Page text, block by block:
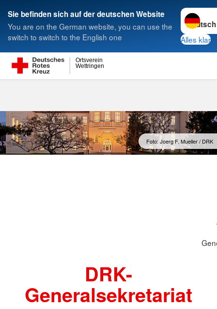
Sie befinden sich auf der deutschen Website
You are on the German website, you can use the
switch to switch to the English one
Sprache
Alles klar
Wettringen
Ortsverein
Suche
Foto: Joerg F. Mueller / DRK
DRK-
Generalsekretariat